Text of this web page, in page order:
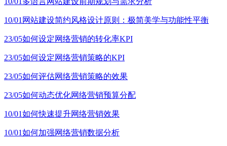
10/01 网站建设简约风格设计原则：极简美学与功能性平衡
23/05如何设定网络营销的转化率KPI
23/05如何设定网络营销策略的KPI
23/05如何评估网络营销策略的效果
23/05如何动态优化网络营销预算分配
10/01如何快速提升网络营销效果
10/01如何加强网络营销数据分析